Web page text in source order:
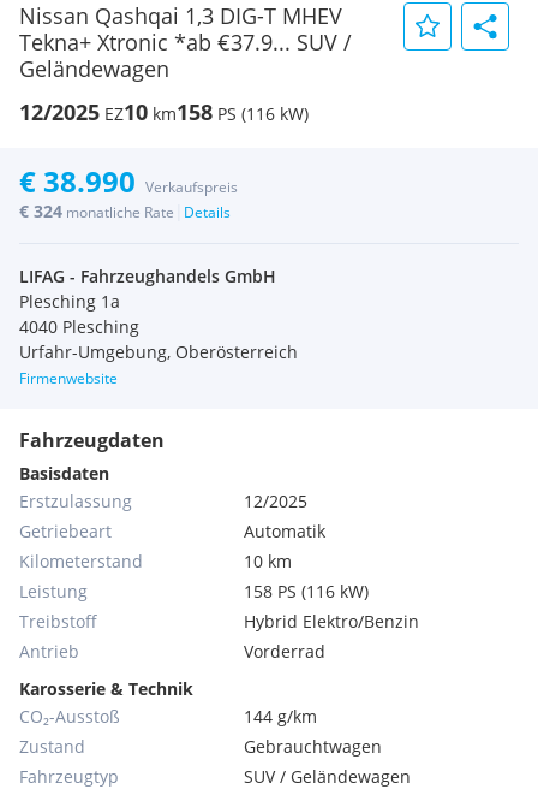
Nissan Qashqai 1,3 DIG-T MHEV
Tekna+ Xtronic *ab €37.9... SUV /
Geländewagen
12/2025 EZ10 km158 PS (116 kW)
€ 38.990 Verkaufspreis
€ 324 monatliche Rate Details
LIFAG - Fahrzeughandels GmbH
Plesching 1a
4040 Plesching
Urfahr-Umgebung, Oberösterreich
Firmenwebsite
Fahrzeugdaten
Basisdaten
Erstzulassung
12/2025
Getriebeart
Automatik
Kilometerstand
10 km
Leistung
158 PS (116 kW)
Treibstoff
Hybrid Elektro/Benzin
Antrieb
Vorderrad
Karosserie & Technik
CO₂-Ausstoß
144 g/km
Zustand
Gebrauchtwagen
Fahrzeugtyp
SUV / Geländewagen